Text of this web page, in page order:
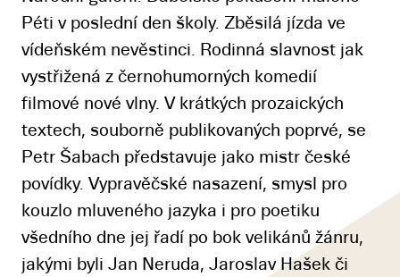
Péti v poslední den školy. Zběsilá jízda ve
vídeňském nevěstinci. Rodinná slavnost jak
vystřižená z černohumorných komedií
filmové nové vlny. V krátkých prozaických
textech, souborně publikovaných poprvé, se
Petr Šabach představuje jako mistr české
povídky. Vypravěčské nasazení, smysl pro
kouzlo mluveného jazyka i pro poetiku
všedního dne jej řadí po bok velikánů žánru,
jakými byli Jan Neruda, Jaroslav Hašek či